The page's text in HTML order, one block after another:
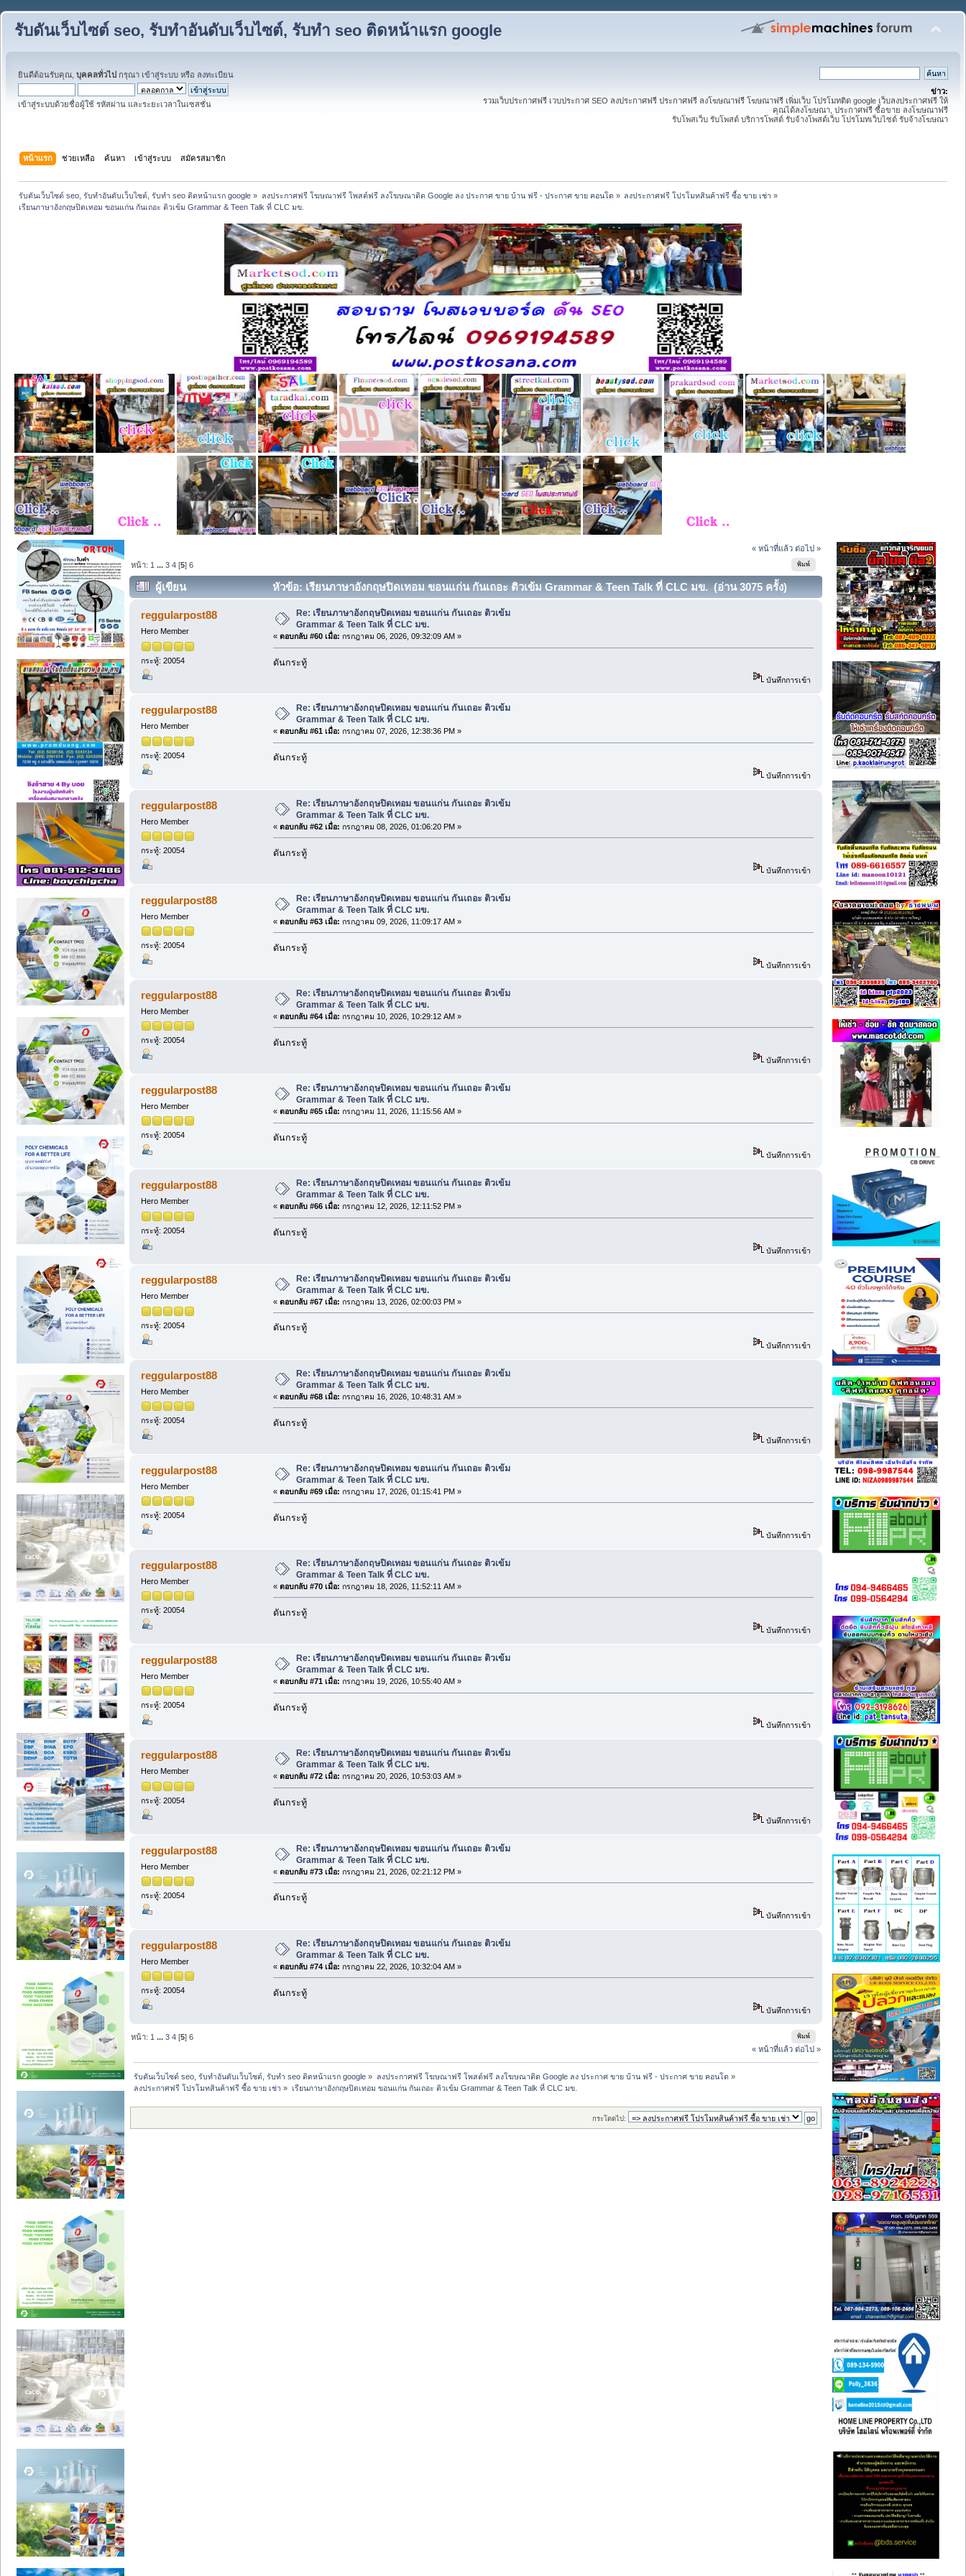
รับดันเว็บไซต์ seo, รับทำอันดับเว็บไซต์, รับทำ seo ติดหน้าแรก google
ยินดีต้อนรับคุณ, บุคคลทั่วไป กรุณา เข้าสู่ระบบ หรือ ลงทะเบียน
เข้าสู่ระบบด้วยชื่อผู้ใช้ รหัสผ่าน และระยะเวลาในเซสชั่น
ข่าว:
รวมเว็บประกาศฟรี เวบประกาศ SEO ลงประกาศฟรี ประกาศฟรี ลงโฆษณาฟรี โฆษณาฟรี เพิ่มเว็บ โปรโมทติด google เว็บลงประกาศฟรี ให้
คุณได้ลงโฆษณา, ประกาศฟรี ซื้อขาย ลงโฆษณาฟรี
รับโพสเว็บ รับโพสต์ บริการโพสต์ รับจ้างโพสต์เว็บ โปรโมทเว็บไซต์ รับจ้างโฆษณา
หน้าแรก ช่วยเหลือ ค้นหา เข้าสู่ระบบ สมัครสมาชิก
รับดันเว็บไซต์ seo, รับทำอันดับเว็บไซต์, รับทำ seo ติดหน้าแรก google » ลงประกาศฟรี โฆษณาฟรี โพสต์ฟรี ลงโฆษณาติด Google ลง ประกาศ ขาย บ้าน ฟรี - ประกาศ ขาย คอนโด » ลงประกาศฟรี โปรโมทสินค้าฟรี ซื้อ ขาย เช่า »
เรียนภาษาอังกฤษปิดเทอม ขอนแก่น กันเถอะ ติวเข้ม Grammar & Teen Talk ที่ CLC มข.
« หน้าที่แล้ว ต่อไป »
พิมพ์
หน้า: 1 ...3 4 [5]6
ผู้เขียน หัวข้อ: เรียนภาษาอังกฤษปิดเทอม ขอนแก่น กันเถอะ ติวเข้ม Grammar & Teen Talk ที่ CLC มข. (อ่าน 3075 ครั้ง)
reggularpost88
Hero Member
กระทู้: 20054
Re: เรียนภาษาอังกฤษปิดเทอม ขอนแก่น กันเถอะ ติวเข้ม
Grammar & Teen Talk ที่ CLC มข.
« ตอบกลับ #60 เมื่อ: กรกฎาคม 06, 2026, 09:32:09 AM »
ดันกระทู้
บันทึกการเข้า
reggularpost88
Hero Member
กระทู้: 20054
Re: เรียนภาษาอังกฤษปิดเทอม ขอนแก่น กันเถอะ ติวเข้ม
Grammar & Teen Talk ที่ CLC มข.
« ตอบกลับ #61 เมื่อ: กรกฎาคม 07, 2026, 12:38:36 PM »
ดันกระทู้
บันทึกการเข้า
reggularpost88
Hero Member
กระทู้: 20054
Re: เรียนภาษาอังกฤษปิดเทอม ขอนแก่น กันเถอะ ติวเข้ม
Grammar & Teen Talk ที่ CLC มข.
« ตอบกลับ #62 เมื่อ: กรกฎาคม 08, 2026, 01:06:20 PM »
ดันกระทู้
บันทึกการเข้า
reggularpost88
Hero Member
กระทู้: 20054
Re: เรียนภาษาอังกฤษปิดเทอม ขอนแก่น กันเถอะ ติวเข้ม
Grammar & Teen Talk ที่ CLC มข.
« ตอบกลับ #63 เมื่อ: กรกฎาคม 09, 2026, 11:09:17 AM »
ดันกระทู้
บันทึกการเข้า
reggularpost88
Hero Member
กระทู้: 20054
Re: เรียนภาษาอังกฤษปิดเทอม ขอนแก่น กันเถอะ ติวเข้ม
Grammar & Teen Talk ที่ CLC มข.
« ตอบกลับ #64 เมื่อ: กรกฎาคม 10, 2026, 10:29:12 AM »
ดันกระทู้
บันทึกการเข้า
reggularpost88
Hero Member
กระทู้: 20054
Re: เรียนภาษาอังกฤษปิดเทอม ขอนแก่น กันเถอะ ติวเข้ม
Grammar & Teen Talk ที่ CLC มข.
« ตอบกลับ #65 เมื่อ: กรกฎาคม 11, 2026, 11:15:56 AM »
ดันกระทู้
บันทึกการเข้า
reggularpost88
Hero Member
กระทู้: 20054
Re: เรียนภาษาอังกฤษปิดเทอม ขอนแก่น กันเถอะ ติวเข้ม
Grammar & Teen Talk ที่ CLC มข.
« ตอบกลับ #66 เมื่อ: กรกฎาคม 12, 2026, 12:11:52 PM »
ดันกระทู้
บันทึกการเข้า
reggularpost88
Hero Member
กระทู้: 20054
Re: เรียนภาษาอังกฤษปิดเทอม ขอนแก่น กันเถอะ ติวเข้ม
Grammar & Teen Talk ที่ CLC มข.
« ตอบกลับ #67 เมื่อ: กรกฎาคม 13, 2026, 02:00:03 PM »
ดันกระทู้
บันทึกการเข้า
reggularpost88
Hero Member
กระทู้: 20054
Re: เรียนภาษาอังกฤษปิดเทอม ขอนแก่น กันเถอะ ติวเข้ม
Grammar & Teen Talk ที่ CLC มข.
« ตอบกลับ #68 เมื่อ: กรกฎาคม 16, 2026, 10:48:31 AM »
ดันกระทู้
บันทึกการเข้า
reggularpost88
Hero Member
กระทู้: 20054
Re: เรียนภาษาอังกฤษปิดเทอม ขอนแก่น กันเถอะ ติวเข้ม
Grammar & Teen Talk ที่ CLC มข.
« ตอบกลับ #69 เมื่อ: กรกฎาคม 17, 2026, 01:15:41 PM »
ดันกระทู้
บันทึกการเข้า
reggularpost88
Hero Member
กระทู้: 20054
Re: เรียนภาษาอังกฤษปิดเทอม ขอนแก่น กันเถอะ ติวเข้ม
Grammar & Teen Talk ที่ CLC มข.
« ตอบกลับ #70 เมื่อ: กรกฎาคม 18, 2026, 11:52:11 AM »
ดันกระทู้
บันทึกการเข้า
reggularpost88
Hero Member
กระทู้: 20054
Re: เรียนภาษาอังกฤษปิดเทอม ขอนแก่น กันเถอะ ติวเข้ม
Grammar & Teen Talk ที่ CLC มข.
« ตอบกลับ #71 เมื่อ: กรกฎาคม 19, 2026, 10:55:40 AM »
ดันกระทู้
บันทึกการเข้า
reggularpost88
Hero Member
กระทู้: 20054
Re: เรียนภาษาอังกฤษปิดเทอม ขอนแก่น กันเถอะ ติวเข้ม
Grammar & Teen Talk ที่ CLC มข.
« ตอบกลับ #72 เมื่อ: กรกฎาคม 20, 2026, 10:53:03 AM »
ดันกระทู้
บันทึกการเข้า
reggularpost88
Hero Member
กระทู้: 20054
Re: เรียนภาษาอังกฤษปิดเทอม ขอนแก่น กันเถอะ ติวเข้ม
Grammar & Teen Talk ที่ CLC มข.
« ตอบกลับ #73 เมื่อ: กรกฎาคม 21, 2026, 02:21:12 PM »
ดันกระทู้
บันทึกการเข้า
reggularpost88
Hero Member
กระทู้: 20054
Re: เรียนภาษาอังกฤษปิดเทอม ขอนแก่น กันเถอะ ติวเข้ม
Grammar & Teen Talk ที่ CLC มข.
« ตอบกลับ #74 เมื่อ: กรกฎาคม 22, 2026, 10:32:04 AM »
ดันกระทู้
บันทึกการเข้า
พิมพ์
หน้า: 1 ...3 4 [5]6
« หน้าที่แล้ว ต่อไป »
รับดันเว็บไซต์ seo, รับทำอันดับเว็บไซต์, รับทำ seo ติดหน้าแรก google » ลงประกาศฟรี โฆษณาฟรี โพสต์ฟรี ลงโฆษณาติด Google ลง ประกาศ ขาย บ้าน ฟรี - ประกาศ ขาย คอนโด »
ลงประกาศฟรี โปรโมทสินค้าฟรี ซื้อ ขาย เช่า » เรียนภาษาอังกฤษปิดเทอม ขอนแก่น กันเถอะ ติวเข้ม Grammar & Teen Talk ที่ CLC มข.
กระโดดไป: